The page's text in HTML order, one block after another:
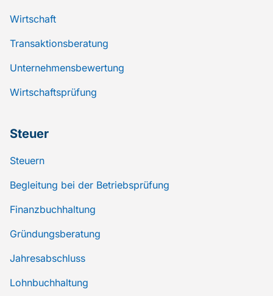
Wirtschaft
Transaktionsberatung
Unternehmensbewertung
Wirtschaftsprüfung
Steuer
Steuern
Begleitung bei der Betriebsprüfung
Finanzbuchhaltung
Gründungsberatung
Jahresabschluss
Lohnbuchhaltung